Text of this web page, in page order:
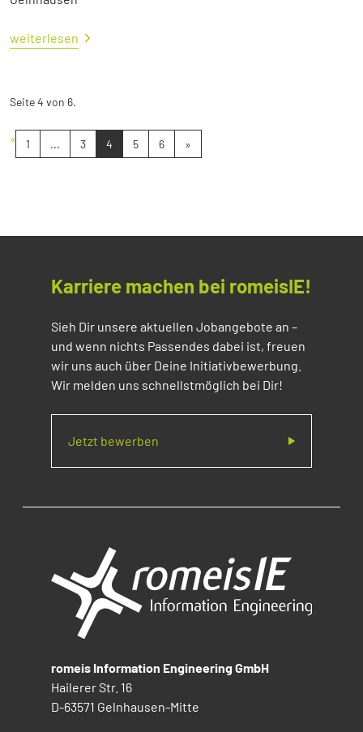
weiterlesen
Seite 4 von 6.
« 1 ... 3 4 5 6 »
Karriere machen bei romeisIE!
Sieh Dir unsere aktuellen Jobangebote an –
und wenn nichts Passendes dabei ist, freuen
wir uns auch über Deine Initiativbewerbung.
Wir melden uns schnellstmöglich bei Dir!
Jetzt bewerben
romeis Information Engineering GmbH
Hailerer Str. 16
D-63571 Gelnhausen-Mitte